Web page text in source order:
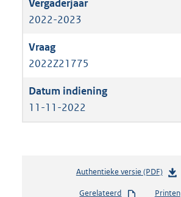
2022-2023
2022Z21775
11-11-2022
Authentieke versie (PDF)b
Gerelateerd Printen